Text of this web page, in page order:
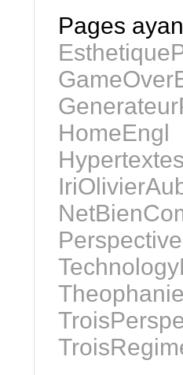
Pages
HomeEngl